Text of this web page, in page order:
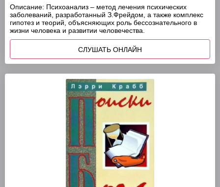
Описание: Психоанализ – метод лечения психических
заболеваний, разработанный З.Фрейдом, а также комплекс
гипотез и теорий, объясняющих роль бессознательного в
жизни человека и развитии человечества.
СЛУШАТЬ ОНЛАЙН